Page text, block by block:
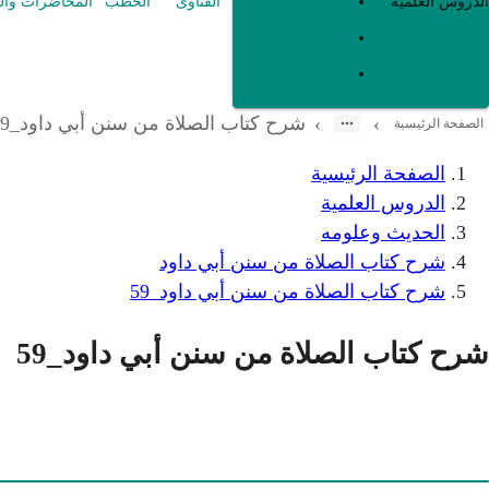
الصفحة الرئيسية ›
› شرح كتاب الصلاة من سنن أبي داود_59
الصفحة الرئيسية
الدروس العلمية
الحديث وعلومه
شرح كتاب الصلاة من سنن أبي داود
شرح كتاب الصلاة من سنن أبي داود_59
شرح كتاب الصلاة من سنن أبي داود_59